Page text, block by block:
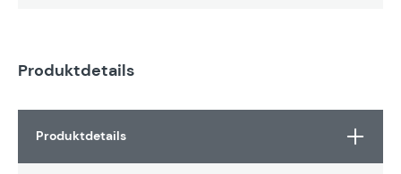
Produktdetails
Produktdetails